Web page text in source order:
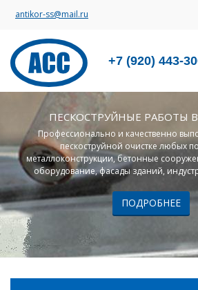
antikor-ss@mail.ru
+7 (920) 443-
ПЕСКОСТРУЙНЫЕ РАБОТЫ
Профессионально и качественно
пескоструйной очистке любых
металлоконструкции, бетонные
оборудование, фасады зданий,
ПОДРОБНЕЕ